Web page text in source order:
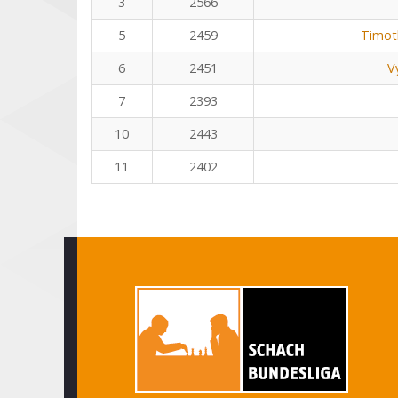
5
2459
6
2451
7
2393
10
2443
11
2402